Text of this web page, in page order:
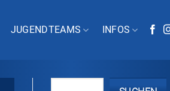
JUGENDTEAMS INFOS